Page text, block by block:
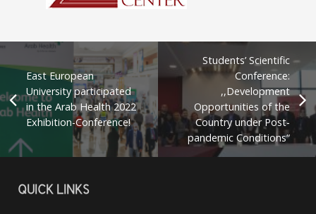
East European
University participated
in the Arab Health 2022
Exhibition-Conference!
Students’ Scientific
Conference:
,,Development
Opportunities of the
Country under Post-
pandemic Conditions“
QUICK LINKS